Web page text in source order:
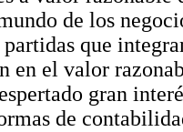
de los
que
en el valor
gran
de